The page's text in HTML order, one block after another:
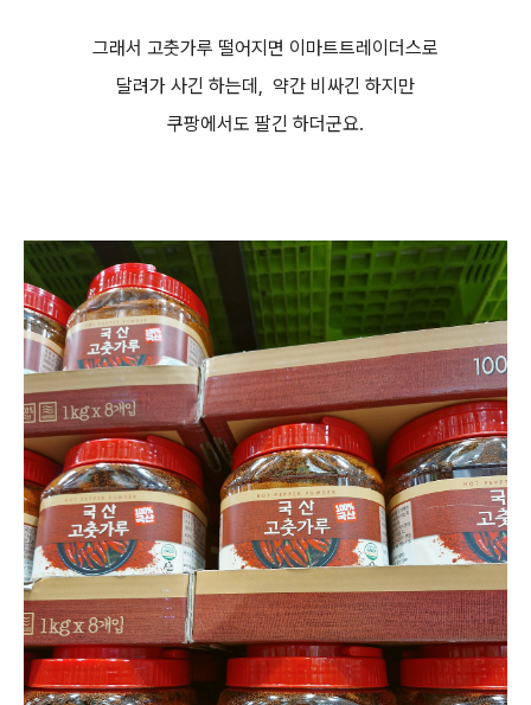
그래서 고춧가루 떨어지면 이마트트레이더스로
달려가 사긴 하는데, 약간 비싸긴 하지만
쿠팡에서도 팔긴 하더군요.